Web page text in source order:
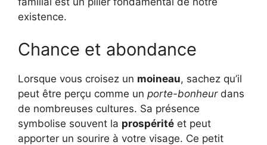
existence.
Chance et abondance
Lorsque vous croisez un moineau, sachez qu’il
peut être perçu comme un porte-bonheurdans
de nombreuses cultures. Sa présence
symbolise souvent la prospérité et peut
apporter un sourire à votre visage. Ce petit